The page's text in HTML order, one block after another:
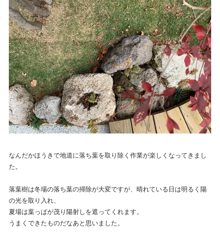
なんだかほうきで地道に落ち葉を取り除く作業が楽しくなってきまし
た。
落葉樹は冬場の落ち葉の掃除が大変ですが、晴れている日は明るく陽
の光を取り入れ、
夏場は葉っぱが茂り陽射しを遮ってくれます。
うまくできたものだなあと思いました。